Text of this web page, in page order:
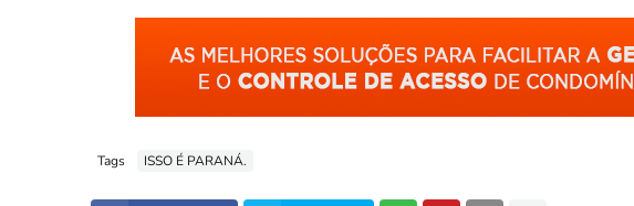
Tags ISSO É PARANÁ.